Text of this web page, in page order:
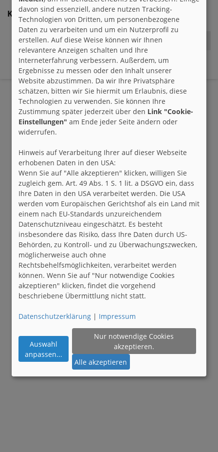
Kommentare:
Hallo
xliissaxx 22:00 h
davon sind essenziell, andere nutzen Tracking-
Technologien von Dritten, um personenbezogene
Daten zu verarbeiten und um ein Nutzerprofil zu
erstellen. Auf diese Weise können wir Ihnen
relevantere Anzeigen schalten und Ihre
Interneterfahrung verbessern. Außerdem, um
Ergebnisse zu messen oder den Inhalt unserer
Website abzustimmen. Da wir Ihre Privatsphäre
schätzen, bitten wir Sie hiermit um Erlaubnis, diese
Technologien zu verwenden. Sie können Ihre
Zustimmung später jederzeit über den Link "Cookie-
Einstellungen" am Ende jeder Seite ändern oder
widerrufen.
Hinweis auf Verarbeitung Ihrer auf dieser Webseite
erhobenen Daten in den USA:
Wenn Sie auf "Alle akzeptieren" klicken, willigen Sie
zugleich gem. Art. 49 Abs. 1 S. 1 lit. a DSGVO ein, dass
Ihre Daten in den USA verarbeitet werden. Die USA
werden vom Europäischen Gerichtshof als ein Land mit
einem nach EU-Standards unzureichendem
Datenschutzniveau eingeschätzt. Es besteht
insbesondere das Risiko, dass Ihre Daten durch US-
Behörden, zu Kontroll- und zu Überwachungszwecken,
möglicherweise auch ohne
Rechtsbehelfsmöglichkeiten, verarbeitet werden
können. Wenn Sie auf "Nur notwendige Cookies
akzeptieren" klicken, findet die vorgehend
beschriebene Übermittlung nicht statt.
Datenschutzerklärung | Impressum
Auswahl
anpassen...
Nur notwendige Cookies
akzeptieren.
Alle akzeptieren